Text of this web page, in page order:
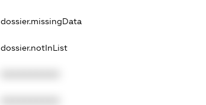
dossier.missingData
dossier.notInList